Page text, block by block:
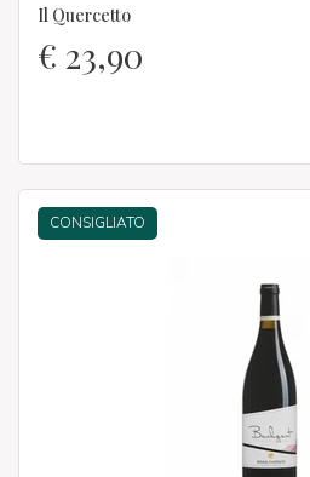
Il Quercetto
€ 23,90
CONSIGLIATO